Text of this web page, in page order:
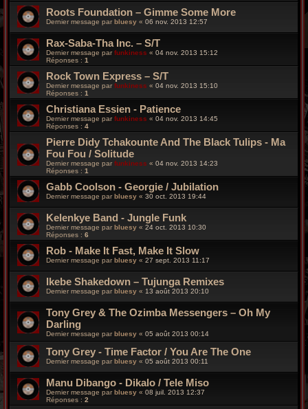
Roots Foundation – Gimme Some More
Dernier message par bluesy « 06 nov. 2013 12:57
Rax-Saba-Tha Inc. – S/T
Dernier message parfunkiness « 04 nov. 2013 15:12
Réponses : 1
Rock Town Express – S/T
Dernier message par funkiness « 04 nov. 2013 15:10
Réponses : 1
Christiana Essien - Patience
Dernier message parfunkiness « 04 nov. 2013 14:45
Réponses : 4
Pierre Didy Tchakounte And The Black Tulips - Ma
Fou Fou / Solitude
Dernier message par funkiness « 04 nov. 2013 14:23
Réponses : 1
Gabb Coolson - Georgie / Jubilation
Dernier message parbluesy « 30 oct. 2013 19:44
Kelenkye Band - Jungle Funk
Dernier message par bluesy « 24 oct. 2013 10:30
Réponses : 6
Rob - Make It Fast, Make It Slow
Dernier message parbluesy « 27 sept. 2013 11:17
Ikebe Shakedown – Tujunga Remixes
Dernier message par bluesy « 13 août 2013 20:10
Tony Grey & The Ozimba Messengers – Oh My
Darling
Dernier message par bluesy « 05 août 2013 00:14
Tony Grey - Time Factor / You Are The One
Dernier message par bluesy « 05 août 2013 00:11
Manu Dibango - Dikalo / Tele Miso
Dernier message parbluesy « 08 juil. 2013 12:37
Réponses : 2